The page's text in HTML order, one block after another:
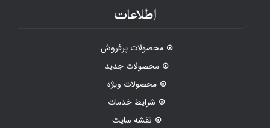
اطلاعات
محصولات پرفروش
محصولات جدید
محصولات ویژه
شرایط خدمات
نقشه سایت